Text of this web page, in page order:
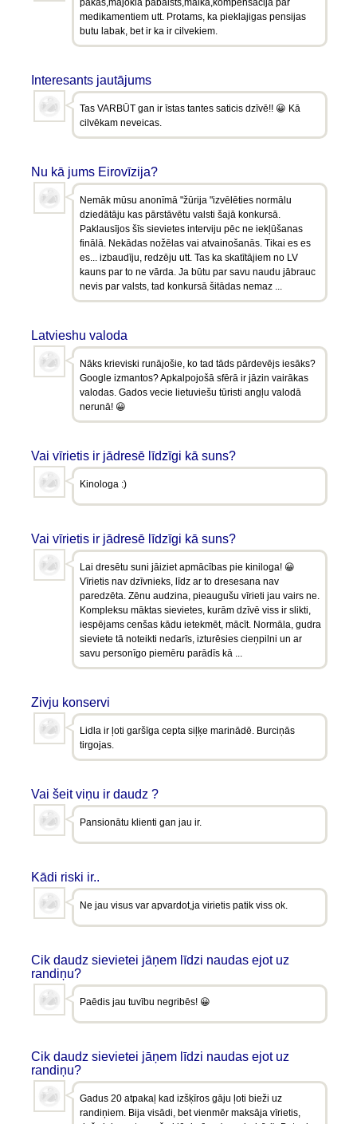
pakas,majokla pabalsts,malka,kompensacija par
medikamentiem utt. Protams, ka pieklajigas pensijas
butu labak, bet ir ka ir cilvekiem.
Interesants jautājums
Tas VARBŪT gan ir īstas tantes saticis dzīvē!! 😀 Kā
cilvēkam neveicas.
Nu kā jums Eirovīzija?
Nemāk mūsu anonīmā "žūrija "izvēlēties normālu
dziedātāju kas pārstāvētu valsti šajā konkursā.
Paklausījos šīs sievietes interviju pēc ne iekļūšanas
finālā. Nekādas nožēlas vai atvainošanās. Tikai es es
es... izbaudīju, redzēju utt. Tas ka skatītājiem no LV
kauns par to ne vārda. Ja būtu par savu naudu jābrauc
nevis par valsts, tad konkursā šitādas nemaz ...
Latvieshu valoda
Nāks krieviski runājošie, ko tad tāds pārdevējs iesāks?
Google izmantos? Apkalpojošā sfērā ir jāzin vairākas
valodas. Gados vecie lietuviešu tūristi angļu valodā
nerunā! 😀
Vai vīrietis ir jādresē līdzīgi kā suns?
Kinologa :)
Vai vīrietis ir jādresē līdzīgi kā suns?
Lai dresētu suni jāiziet apmācības pie kiniloga! 😀
Vīrietis nav dzīvnieks, līdz ar to dresesana nav
paredzēta. Zēnu audzina, pieaugušu vīrieti jau vairs ne.
Kompleksu māktas sievietes, kurām dzīvē viss ir slikti,
iespējams cenšas kādu ietekmēt, mācīt. Normāla, gudra
sieviete tā noteikti nedarīs, izturēsies cieņpilni un ar
savu personīgo piemēru parādīs kā ...
Zivju konservi
Lidla ir ļoti garšīga cepta siļķe marinādē. Burciņās
tirgojas.
Vai šeit viņu ir daudz ?
Pansionātu klienti gan jau ir.
Kādi riski ir..
Ne jau visus var apvardot,ja virietis patik viss ok.
Cik daudz sievietei jāņem līdzi naudas ejot uz
randiņu?
Paēdis jau tuvību negribēs! 😀
Cik daudz sievietei jāņem līdzi naudas ejot uz
randiņu?
Gadus 20 atpakaļ kad izšķīros gāju ļoti bieži uz
randiņiem. Bija visādi, bet vienmēr maksāja vīrietis,